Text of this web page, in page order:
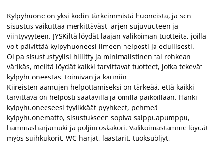
Kylpyhuone on yksi kodin tärkeimmistä huoneista, ja sen
sisustus vaikuttaa merkittävästi arjen sujuvuuteen ja
viihtyvyyteen. JYSKiltä löydät laajan valikoiman tuotteita, joilla
voit päivittää kylpyhuoneesi ilmeen helposti ja edullisesti.
Olipa sisustustyylisi hillitty ja minimalistinen tai rohkean
värikäs, meiltä löydät kaikki tarvittavat tuotteet, jotka tekevät
kylpyhuoneestasi toimivan ja kauniin.
Kiireisten aamujen helpottamiseksi on tärkeää, että kaikki
tarvittava on helposti saatavilla ja omilla paikoillaan. Hanki
kylpyhuoneeseesi tyylikkäät pyyhkeet, pehmeä
kylpyhuonematto, sisustukseen sopiva saippuapumppu,
hammasharjamuki ja poljinroskakori. Valikoimastamme löydät
myös suihkukorit, WC-harjat, laastarit, tuoksuöljyt,